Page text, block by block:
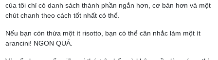
của tôi chỉ có danh sách thành phần ngắn hơn, cơ bản hơn và một
chút chanh theo cách tốt nhất có thể.
Nếu bạn còn thừa một ít risotto, bạn có thể cân nhắc làm một ít
arancini! NGON QUÁ.